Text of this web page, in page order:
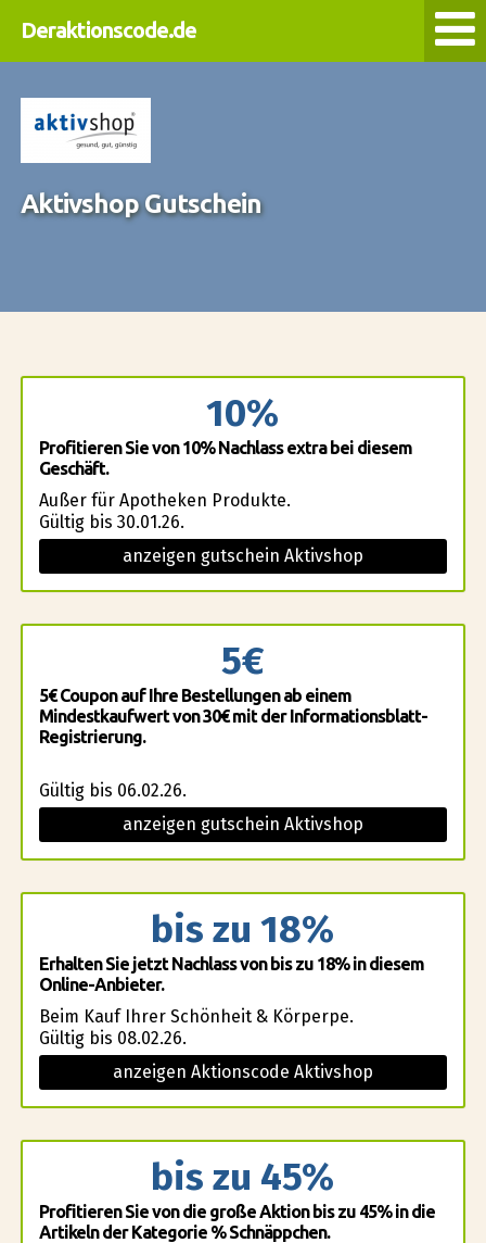
Deraktionscode.de
Aktivshop Gutschein
10%
Profitieren Sie von 10% Nachlass extra bei diesem
Geschäft.
Außer für Apotheken Produkte.
Gültig bis 30.01.26.
anzeigen gutschein Aktivshop
5€
5€ Coupon auf Ihre Bestellungen ab einem
Mindestkaufwert von 30€ mit der Informationsblatt-
Registrierung.
Gültig bis 06.02.26.
anzeigen gutschein Aktivshop
bis zu 18%
Erhalten Sie jetzt Nachlass von bis zu 18% in diesem
Online-Anbieter.
Beim Kauf Ihrer Schönheit & Körperpfle.
Gültig bis 08.02.26.
anzeigen Aktionscode Aktivshop
bis zu 45%
Profitieren Sie von die große Aktion bis zu 45% in die
Artikeln der Kategorie % Schnäppchen.